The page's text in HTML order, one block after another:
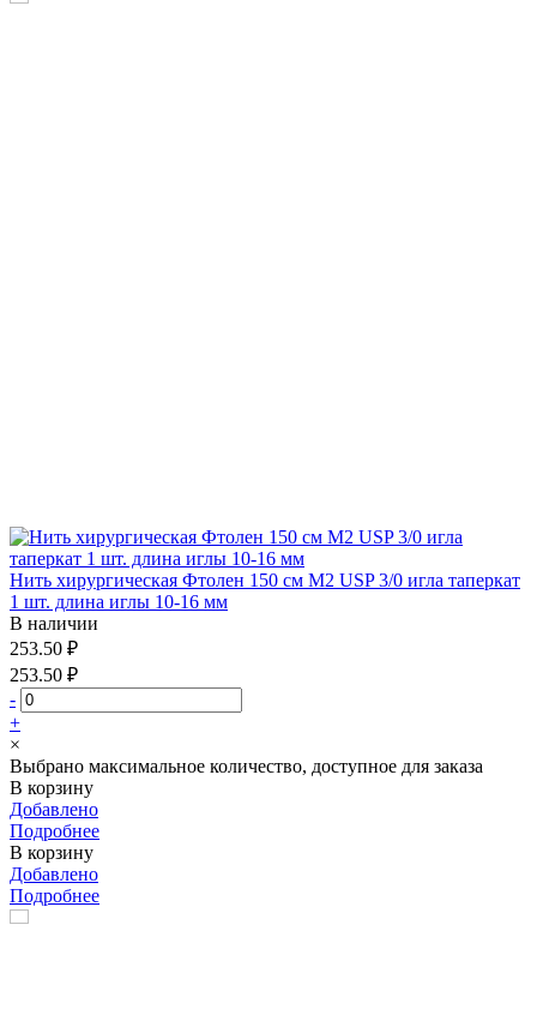
Нить хирургическая Фтолен 150 см М2 USP 3/0 игла таперкат
1 шт. длина иглы 10-16 мм
В наличии
253.50 ₽
253.50 ₽
-
+
×
Выбрано максимальное количество, доступное для заказа
В корзину
Добавлено
Подробнее
В корзину
Добавлено
Подробнее